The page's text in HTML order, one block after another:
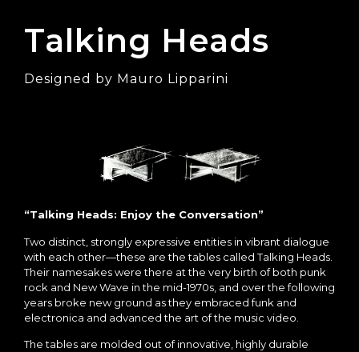
Talking Heads
Designed by Mauro Lipparini
“Talking Heads: Enjoy the Conversation”
Two distinct, strongly expressive entities in vibrant dialogue
with each other—these are the tables called Talking Heads.
Their namesakes were there at the very birth of both punk
rock and New Wave in the mid-1970s, and over the following
years broke new ground as they embraced funk and
electronica and advanced the art of the music video.
The tables are molded out of innovative, highly durable